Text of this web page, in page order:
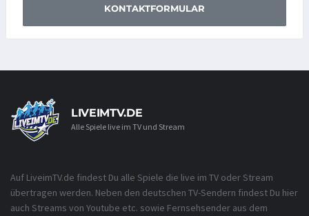
KONTAKTFORMULAR
LIVEIMTV.DE
Alle Spiele live im TV und Stream
Auf LiveimTV.de findest Du alle Spiele die live im TV oder Stream
übertragen werden. Neben den deutschen TV-Sendern findest Du hier
auch Streams von Youtube etc. sowie Fernsehsender aus dem